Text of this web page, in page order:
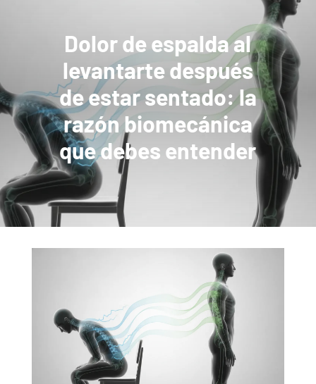
Dolor de espalda al
levantarte después
de estar sentado: la
razón biomecánica
que debes entender